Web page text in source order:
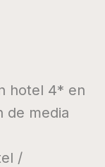
hotel 4* en
de media
/